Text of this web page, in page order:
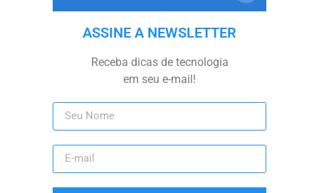
ASSINE A NEWSLETTER
Receba dicas de tecnologia
em seu e-mail!